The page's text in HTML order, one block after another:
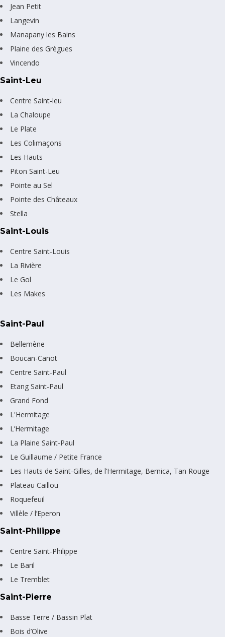
Jean Petit
Langevin
Manapany les Bains
Plaine des Grègues
Vincendo
Saint-Leu
Centre Saint-leu
La Chaloupe
Le Plate
Les Colimaçons
Les Hauts
Piton Saint-Leu
Pointe au Sel
Pointe des Châteaux
Stella
Saint-Louis
Centre Saint-Louis
La Rivière
Le Gol
Les Makes
Saint-Paul
Bellemène
Boucan-Canot
Centre Saint-Paul
Etang Saint-Paul
Grand Fond
L'Hermitage
L’Hermitage
La Plaine Saint-Paul
Le Guillaume / Petite France
Les Hauts de Saint-Gilles, de l’Hermitage, Bernica, Tan Rouge
Plateau Caillou
Roquefeuil
Villèle / l’Eperon
Saint-Philippe
Centre Saint-Philippe
Le Baril
Le Tremblet
Saint-Pierre
Basse Terre / Bassin Plat
Bois d’Olive